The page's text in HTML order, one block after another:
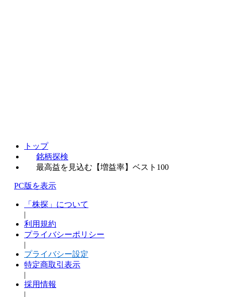
トップ
銘柄探検
最高益を見込む【増益率】ベスト100
PC版を表示
「株探」について
|
利用規約
プライバシーポリシー
|
プライバシー設定
特定商取引表示
|
採用情報
|